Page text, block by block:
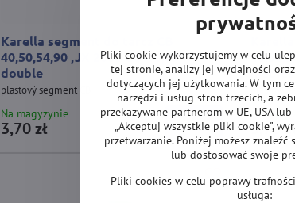
Karella segment do tarcz CB
40,50,54,90 ,JX 2000 CQ-10,89
double
plastový segment CB
Na magyzynie
3,70 zł Zobacz
plastový
Na
3,70
Pliki cookie wykorzystujemy w celu
tej stronie, analizy jej wydajności
dotyczących jej użytkowania. W tym
narzędzi i usług stron trzecich, a
przekazywane partnerom w UE, USA
„Akceptuj wszystkie pliki cookie",
przetwarzanie. Poniżej możesz znaleźć
lub dostosować swoje
Pliki cookies w celu poprawy
usługa: